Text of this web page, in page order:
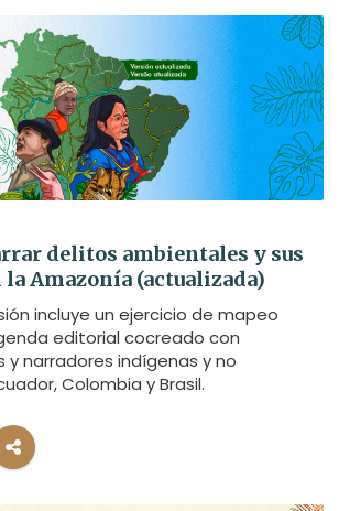
delitos ambientales y sus
Amazonía (actualizada)
incluye un ejercicio de mapeo
editorial cocreado con
y narradores indígenas y no
Colombia y Brasil.